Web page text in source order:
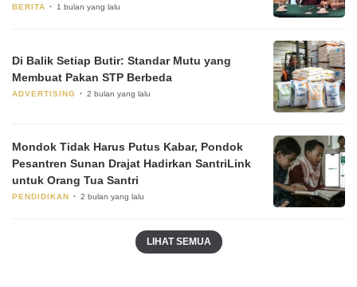
BERITA 1 bulan yang lalu
Di Balik Setiap Butir: Standar Mutu yang
Membuat Pakan STP Berbeda
ADVERTISING 2 bulan yang lalu
Mondok Tidak Harus Putus Kabar, Pondok
Pesantren Sunan Drajat Hadirkan SantriLink
untuk Orang Tua Santri
PENDIDIKAN 2 bulan yang lalu
LIHAT SEMUA